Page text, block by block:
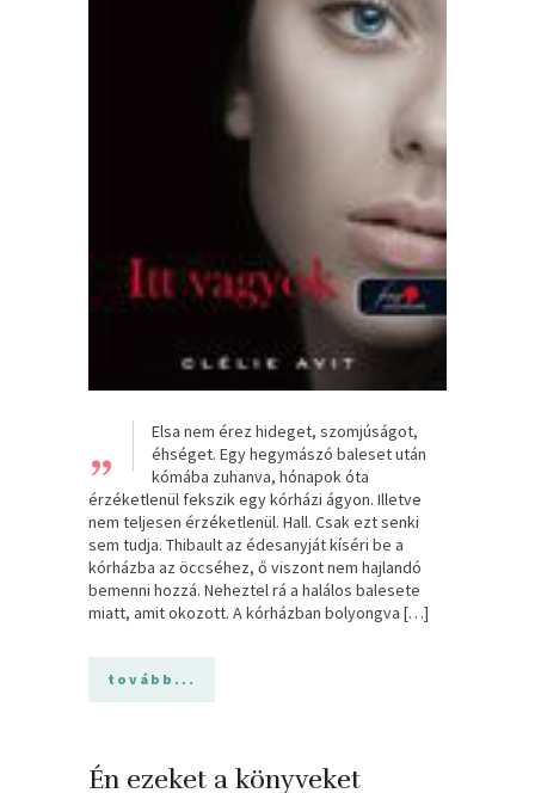
„
Elsa nem érez hideget, szomjúságot,
éhséget. Egy hegymászó baleset után
kómába zuhanva, hónapok óta
érzéketlenül fekszik egy kórházi ágyon. Illetve
nem teljesen érzéketlenül. Hall. Csak ezt senki
sem tudja. Thibault az édesanyját kíséri be a
kórházba az öccséhez, ő viszont nem hajlandó
bemenni hozzá. Neheztel rá a halálos balesete
miatt, amit okozott. A kórházban bolyongva […]
tovább...
Én ezeket a könyveket